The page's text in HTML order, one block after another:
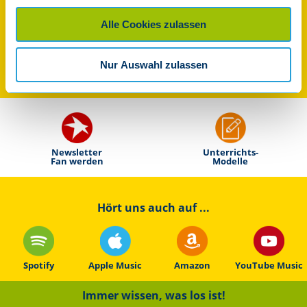
Alle Cookies zulassen
Nur Auswahl zulassen
Übersicht über alle Kinderlieder
Texte
Zum nächsten Kinderlied
"Am Weihnachtsbaume"
Newsletter
Fan werden
Unterrichts-
Modelle
Hört uns auch auf ...
Spotify Apple Music Amazon YouTube Music
Immer wissen, was los ist!